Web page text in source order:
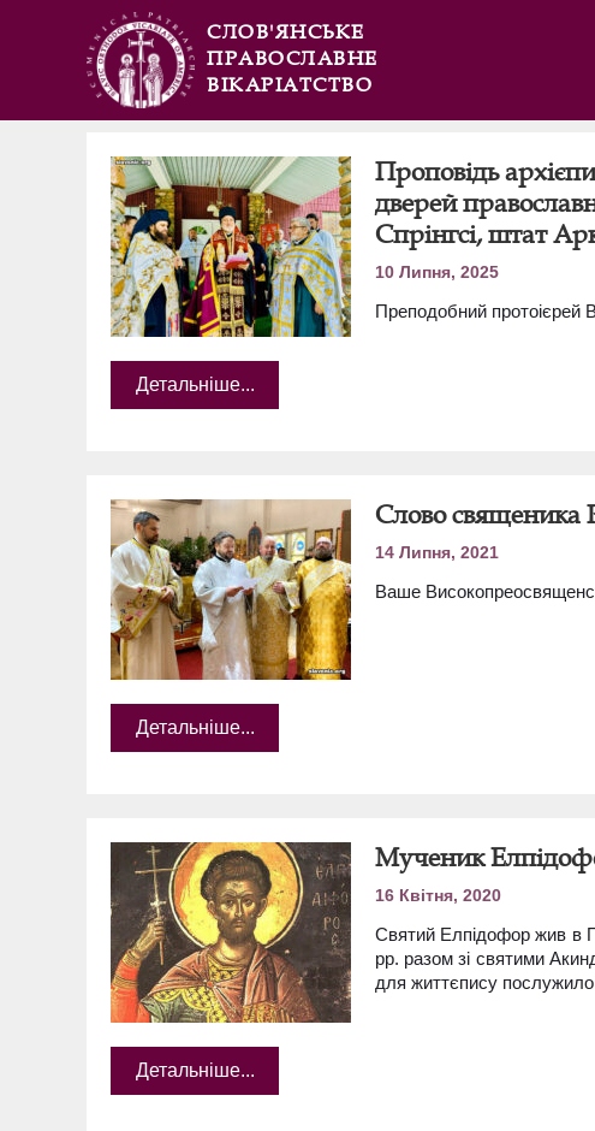
СЛОВ'ЯНСЬКЕ
ПРАВОСЛАВНЕ
ВІКАРІАТСТВО
Проповідь
дверей
Спрінгсі, штат
10 Липня, 2025
Преподобний протоієрей
Детальніше...
Слово священика
14 Липня, 2021
Ваше
Детальніше...
Мученик
16 Квітня, 2020
Святий Елпідофор жив в
рр. разом зі святими
для життєпису
Детальніше...